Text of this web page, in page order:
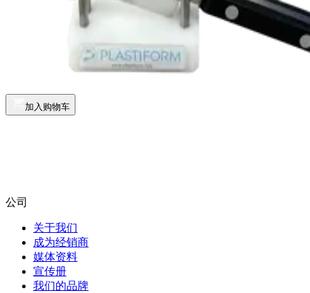
加入购物车
公司
关于我们
成为经销商
媒体资料
宣传册
我们的品牌